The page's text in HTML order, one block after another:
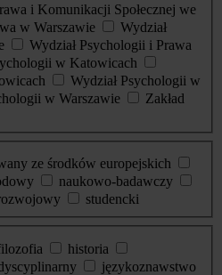
i Komunikacji Społecznej we
w Warszawie
Wydział
Wydział Psychologii i Prawa
w Katowicach
Wydział Psychologii w
w Warszawie
Zakład
ze środków europejskich
naukowo-badawczy
studencki
historia
językoznawstwo